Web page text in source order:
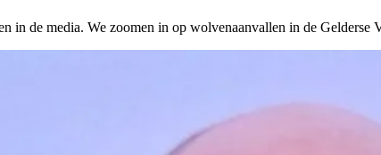
in de media. We zoomen in op wolvenaanvallen in de Gelderse